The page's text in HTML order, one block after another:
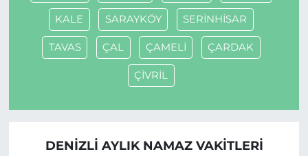
KALE SARAYKÖY SERİNHİSAR
TAVAS ÇAL ÇAMELİ ÇARDAK
ÇİVRİL
DENİZLİ AYLIK NAMAZ VAKITLERI